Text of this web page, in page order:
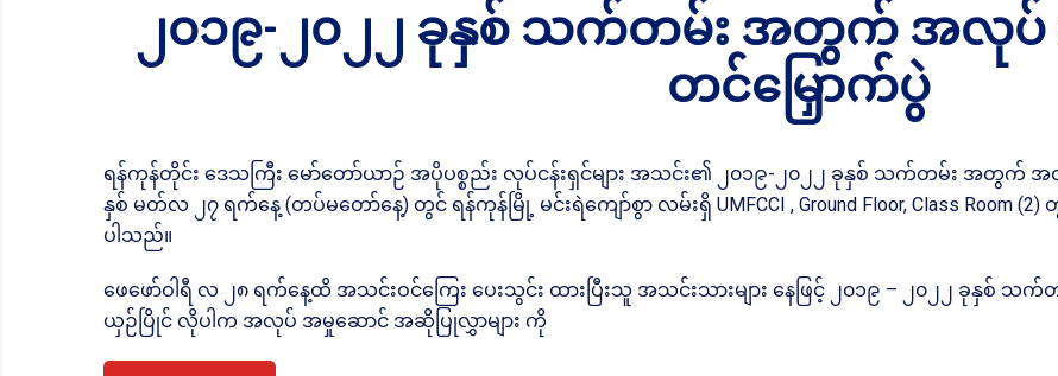
၂၀၁၉-၂၀၂၂ ခုနှစ် သက်တမ်း အတွက် အလုပ်
တင်မြှောက်ပွဲ
ရန်ကုန်တိုင်း ဒေသကြီး မော်တော်ယာဉ် အပိုပစ္စည်း လုပ်ငန်းရှင်များ အသင်း၏ ၂၀၁၉-၂၀၂၂ ခုနှစ် သက်တမ်း အတွက် အ
နှစ် မတ်လ ၂၇ ရက်နေ့ (တပ်မတော်နေ့) တွင် ရန်ကုန်မြို့ မင်းရဲကျော်စွာ လမ်းရှိ UMFCCI , Ground Floor, Class Room
ပါသည်။
ဖေဖော်ဝါရီ လ ၂၈ ရက်နေ့ထိ အသင်းဝင်ကြေး ပေးသွင်း ထားပြီးသူ အသင်းသားများ နေဖြင့် ၂၀၁၉ – ၂၀၂၂ ခုနှ
ယှဉ်ပြိုင် လိုပါက အလုပ် အမှုဆောင် အဆိုပြုလွှာများ ကို